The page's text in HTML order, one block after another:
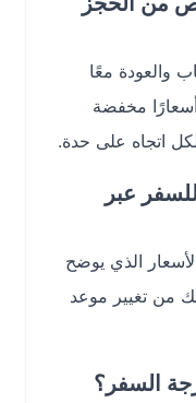
معًا
مخفضة
على حدة.
عبر
الذي يوضح
موعد